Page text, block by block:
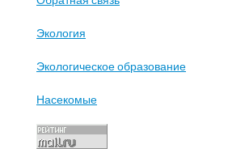
Экология
Экологическое образование
Насекомые